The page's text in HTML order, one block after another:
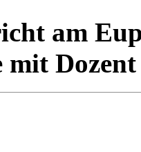
am
mit